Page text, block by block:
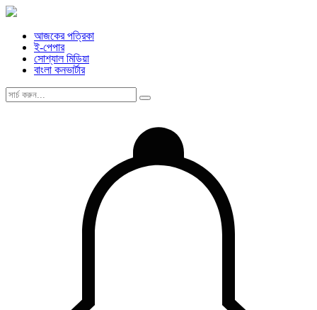
আজকের পত্রিকা
ই-পেপার
সোশ্যাল মিডিয়া
বাংলা কনভার্টার